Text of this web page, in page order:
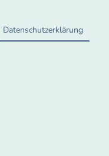
Datenschutzerklärung